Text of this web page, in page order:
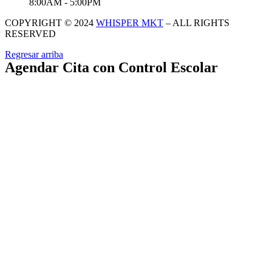
8:00AM - 5:00PM
COPYRIGHT © 2024 WHISPER MKT – ALL RIGHTS
RESERVED
Regresar arriba
Agendar Cita con Control Escolar